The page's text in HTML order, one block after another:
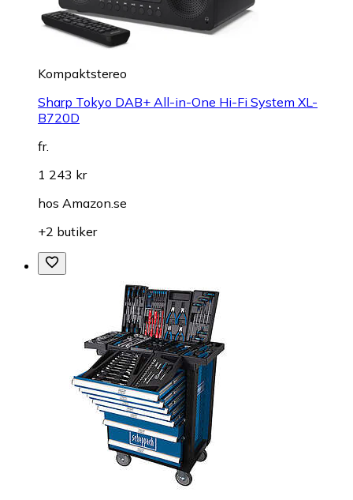
Kompaktstereo
Sharp Tokyo DAB+ All-in-One Hi-Fi System XL-
B720D
fr.
1 243 kr
hos Amazon.se
+2 butiker